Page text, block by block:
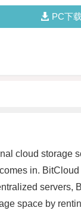
PC下载
cloud storage
in.
servers,
space by